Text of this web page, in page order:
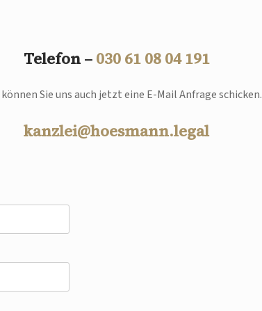
Telefon – 030 61 08 04 191
Sie uns auch jetzt eine E-Mail Anfrage schicken.
kanzlei@hoesmann.legal